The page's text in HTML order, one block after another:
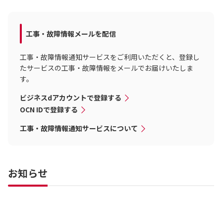
工事・故障情報メールを配信
工事・故障情報通知サービスをご利用いただくと、登録し
たサービスの工事・故障情報をメールでお届けいたしま
す。
ビジネスdアカウントで登録する
OCN IDで登録する
工事・故障情報通知サービスについて
お知らせ